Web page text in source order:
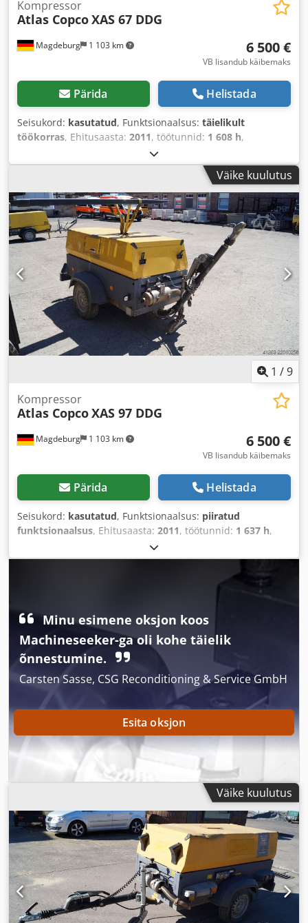
Magdeburg 1 103 km
Kompressor
Atlas CopcoXAS 67 DDG
6 500 €
VB lisandub käibemaks
Pärida Helistada
Seisukord: kasutatud, Funktsionaalsus: täielikult
töökorras, Ehitusaasta: 2011, töötunnid: 1 608 h,
Väike kuulutus
1 /9
Magdeburg 1 103 km
Kompressor
Atlas CopcoXAS 97 DDG
6 500 €
VB lisandub käibemaks
Pärida Helistada
Seisukord: kasutatud, Funktsionaalsus: piiratud
funktsionaalsus, Ehitusaasta: 2011, töötunnid: 1 637 h,
Minu esimene oksjon koos
Machineseeker-ga oli kohe täielik
õnnestumine.
Carsten Sasse, CSG Reconditioning & Service GmbH
Esita oksjon
Väike kuulutus